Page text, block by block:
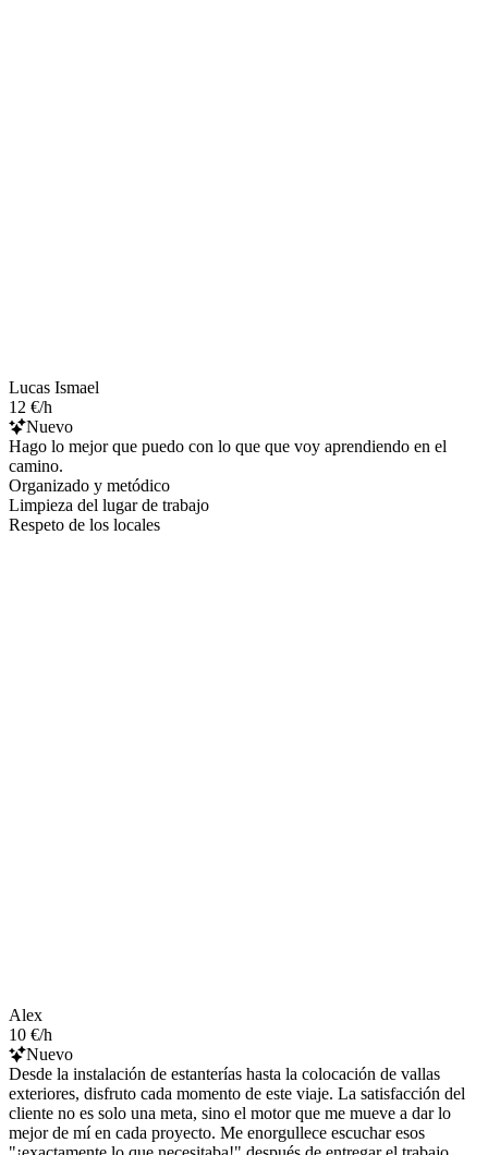
Lucas Ismael
12 €/h
Nuevo
Hago lo mejor que puedo con lo que que voy aprendiendo en el
camino.
Organizado y metódico
Limpieza del lugar de trabajo
Respeto de los locales
Alex
10 €/h
Nuevo
Desde la instalación de estanterías hasta la colocación de vallas
exteriores, disfruto cada momento de este viaje. La satisfacción del
cliente no es solo una meta, sino el motor que me mueve a dar lo
mejor de mí en cada proyecto. Me enorgullece escuchar esos